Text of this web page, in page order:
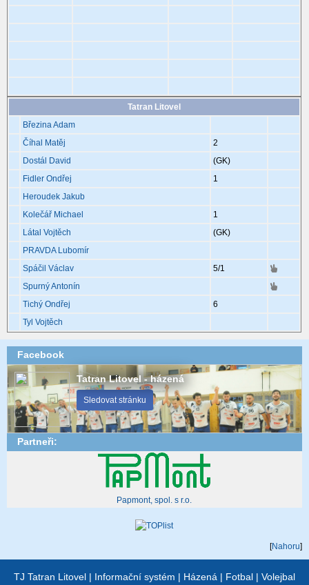
Tatran Litovel
Březina Adam
Číhal Matěj
2
Dostál David
(GK)
Fidler Ondřej
1
Heroudek Jakub
Kolečář Michael
1
Látal Vojtěch
(GK)
PRAVDA Lubomír
Spáčil Václav
5/1
Spurný Antonín
Tichý Ondřej
6
Tyl Vojtěch
Facebook
Tatran Litovel - házená
Sledovat stránku
Partneři:
Papmont, spol. s r.o.
[Nahoru]
TJ Tatran Litovel | Informační systém | Házená | Fotbal | Volejbal